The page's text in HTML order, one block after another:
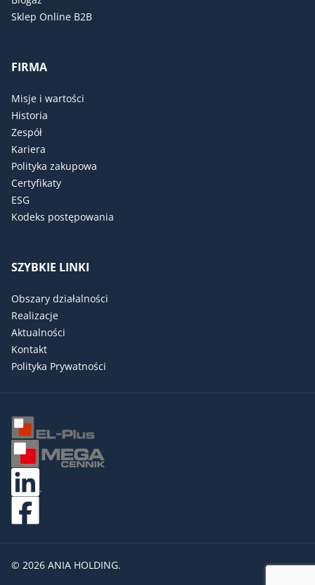
Sklep Online B2B
FIRMA
Misje i wartości
Historia
Zespół
Kariera
Polityka zakupowa
Certyfikaty
ESG
Kodeks postępowania
SZYBKIE LINKI
Obszary działalności
Realizacje
Aktualności
Kontakt
Polityka Prywatności
© 2026 ANIA HOLDING.